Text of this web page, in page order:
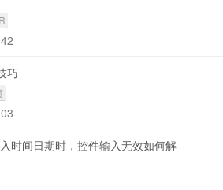
巧
时间日期时，控件输入无效如何解